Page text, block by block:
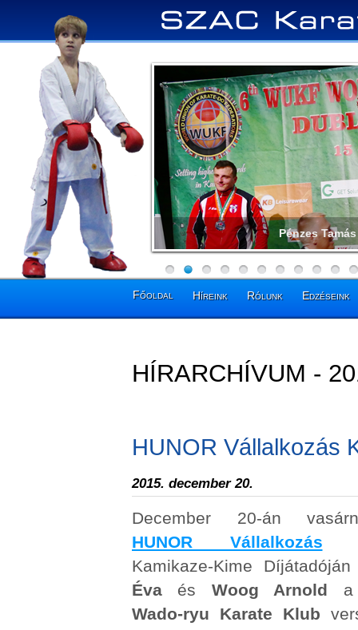
Pénzes
Főoldal Híreink Rólunk Edzéseink
HÍRARCHÍVUM -
HUNOR Vállalkozás
2015. december 20.
December 20-án
HUNOR Vállalkozás
Kamikaze-Kime
Éva és Woog Arnold
Wado-ryu Karate Klub